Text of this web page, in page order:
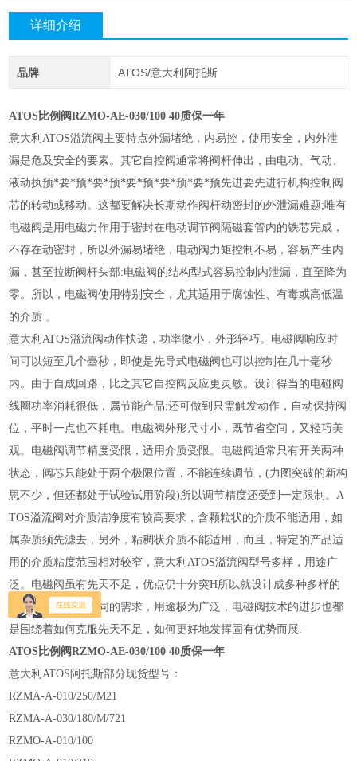
详细介绍
品牌 ATOS/意大利阿托斯
ATOS比例阀RZMO-AE-030/100 40质保一年
意大利ATOS溢流阀主要特点外漏堵绝，内易控，使用安全，内外泄
漏是危及安全的要素。其它自控阀通常将阀杆伸出，由电动、气动、
液动执预*要*预*要*预*要*预*要*预*要*预先进要先进行机构控制阀
芯的转动或移动。这都要解决长期动作阀杆动密封的外泄漏难题;唯有
电磁阀是用电磁力作用于密封在电动调节阀隔磁套管内的铁芯完成，
不存在动密封，所以外漏易堵绝，电动阀力矩控制不易，容易产生内
漏，甚至拉断阀杆头部:电磁阀的结构型式容易控制内泄漏，直至降为
零。所以，电磁阀使用特别安全，尤其适用于腐蚀性、有毒或高低温
的介质.。
意大利ATOS溢流阀动作快递，功率微小，外形轻巧。电磁阀响应时
间可以短至几个臺秒，即使是先导式电磁阀也可以控制在几十毫秒
内。由于自成回路，比之其它自控阀反应更灵敏。设计得当的电碰阀
线圈功率消耗很低，属节能产品;还可做到只需触发动作，自动保持阀
位，平时一点也不耗电。电磁阀外形尺寸小，既节省空间，又轻巧美
观。电磁阀调节精度受限，适用介质受限。电磁阀通常只有开关两种
状态，阀芯只能处于两个极限位置，不能连续调节，(力图突破的新构
思不少，但还都处于试验试用阶段)所以调节精度还受到一定限制。A
TOS溢流阀对介质洁净度有较高要求，含颗粒状的介质不能适用，如
属杂质须先滤去，另外，粘稠状介质不能适用，而且，特定的产品适
用的介质粘度范围相对较窄，意大利ATOS溢流阀型号多样，用途广
泛。电磁阀虽有先天不足，优点仍十分突H所以就设计成多种多样的
产品，满足各种不同的需求，用途极为广泛，电磁阀技术的进步也都
是围绕着如何克服先天不足，如何更好地发挥固有优势而展.
ATOS比例阀RZMO-AE-030/100 40质保一年
意大利ATOS阿托斯部分现货型号：
RZMA-A-010/250/M21
RZMA-A-030/180/M/721
RZMO-A-010/100